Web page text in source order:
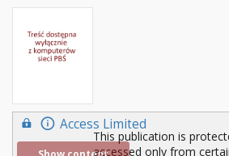
Access Limited
This publication is
accessed only from